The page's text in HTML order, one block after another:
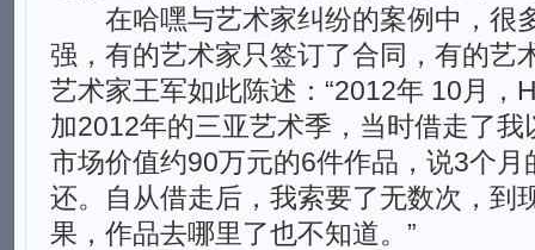
在哈嘿与艺术家纠纷的案例中，很
强，有的艺术家只签订了合同，有的艺
艺术家王军如此陈述：“2012年 10月，
加2012年的三亚艺术季，当时借走了
市场价值约90万元的6件作品，说3个月
还。自从借走后，我索要了无数次，到
果，作品去哪里了也不知道。”